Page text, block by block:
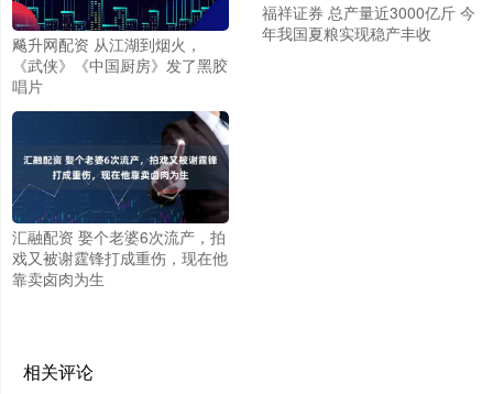
飚升网配资 从江湖到烟火，
《武侠》《中国厨房》发了黑胶
唱片
福祥证券 总产量近3000亿斤 今
年我国夏粮实现稳产丰收
汇融配资 娶个老婆6次流产，拍
戏又被谢霆锋打成重伤，现在他
靠卖卤肉为生
相关评论